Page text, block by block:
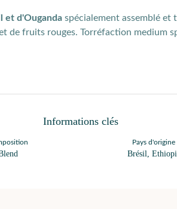
et d'Ouganda spécialement assemblé
de fruits rouges. Torréfaction medium
Informations clés
Pays d'origine
Brésil,